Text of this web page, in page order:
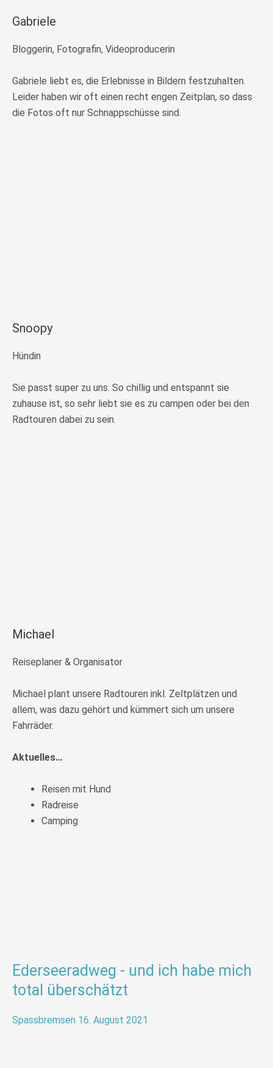
Gabriele
Bloggerin, Fotografin, Videoproducerin
Gabriele liebt es, die Erlebnisse in Bildern festzuhalten.
Leider haben wir oft einen recht engen Zeitplan, so dass
die Fotos oft nur Schnappschüsse sind.
Snoopy
Hündin
Sie passt super zu uns. So chillig und entspannt sie
zuhause ist, so sehr liebt sie es zu campen oder bei den
Radtouren dabei zu sein.
Michael
Reiseplaner & Organisator
Michael plant unsere Radtouren inkl. Zeltplätzen und
allem, was dazu gehört und kümmert sich um unsere
Fahrräder.
Aktuelles…
Reisen mit Hund
Radreise
Camping
Ederseeradweg - und ich habe mich
total überschätzt
Spassbremsen 16. August 2021